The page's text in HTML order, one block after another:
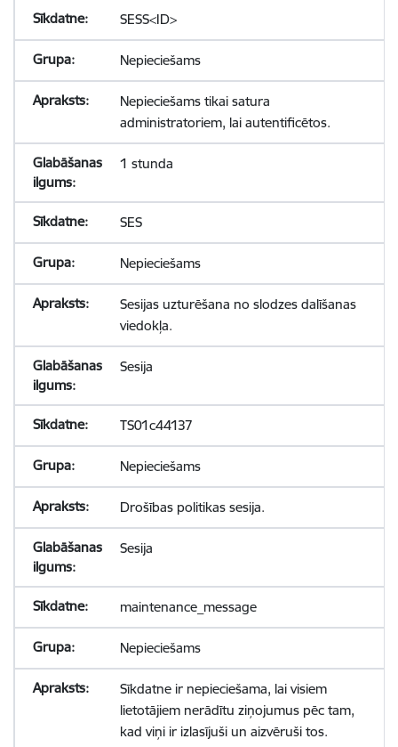
SESS<ID>
Nepieciešams
Nepieciešams tikai satura
administratoriem, lai autentificētos.
1 stunda
SES
Nepieciešams
Sesijas uzturēšana no slodzes dalīšanas
viedokļa.
Sesija
TS01c44137
Nepieciešams
Drošības politikas sesija.
Sesija
maintenance_message
Nepieciešams
Sīkdatne ir nepieciešama, lai visiem
lietotājiem nerādītu ziņojumus pēc tam,
kad viņi ir izlasījuši un aizvēruši tos.